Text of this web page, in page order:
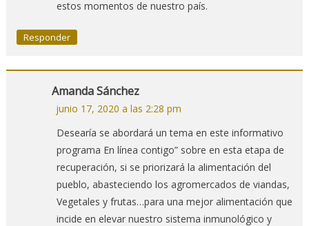
estos momentos de nuestro país.
Responder
Amanda Sánchez
junio 17, 2020 a las 2:28 pm
Desearía se abordará un tema en este informativo
programa En línea contigo” sobre en esta etapa de
recuperación, si se priorizará la alimentación del
pueblo, abasteciendo los agromercados de viandas,
Vegetales y frutas…para una mejor alimentación que
incide en elevar nuestro sistema inmunológico y